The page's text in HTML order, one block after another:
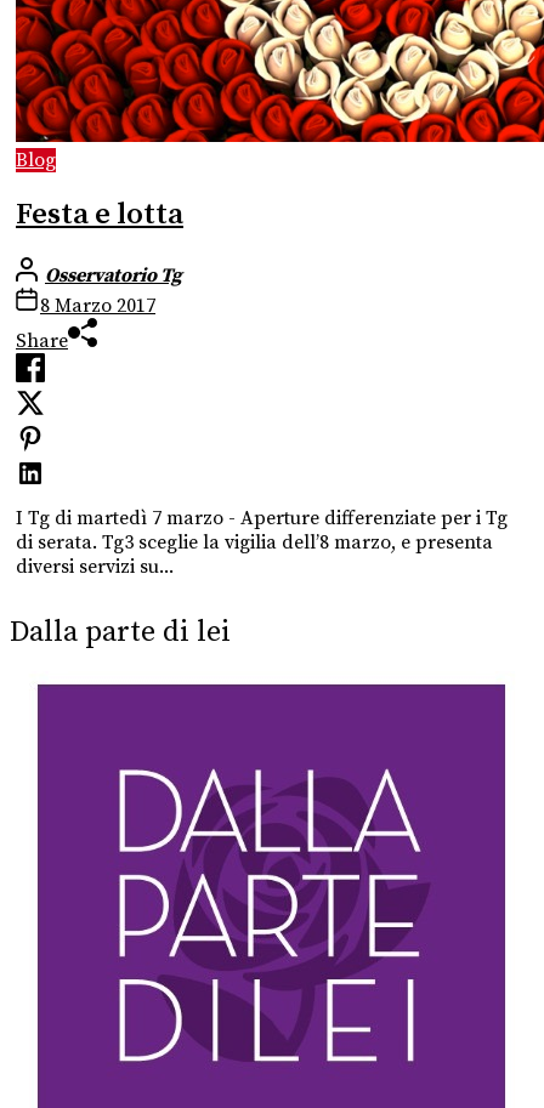
Blog
Festa e lotta
Osservatorio Tg
8 Marzo 2017
Share
I Tg di martedì 7 marzo - Aperture differenziate per i Tg
di serata. Tg3 sceglie la vigilia dell’8 marzo, e presenta
diversi servizi su...
Dalla parte di lei